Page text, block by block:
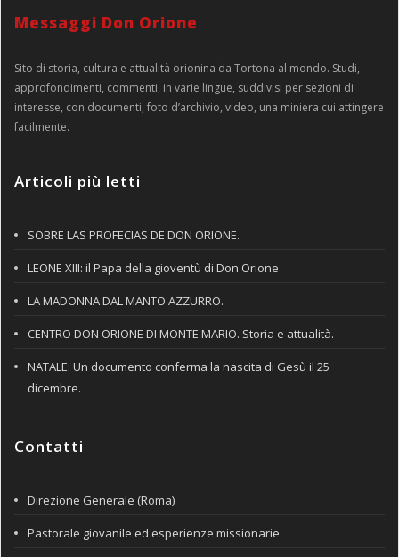
Messaggi Don Orione
Sito di storia, cultura e attualità orionina da Tortona al mondo. Studi,
approfondimenti, commenti, in varie lingue, suddivisi per sezioni di
interesse, con documenti, foto d’archivio, video, una miniera cui attingere
facilmente.
Articoli più letti
SOBRE LAS PROFECIAS DE DON ORIONE.
LEONE XIII: il Papa della gioventù di Don Orione
LA MADONNA DAL MANTO AZZURRO.
CENTRO DON ORIONE DI MONTE MARIO. Storia e attualità.
NATALE: Un documento conferma la nascita di Gesù il 25
dicembre.
Contatti
Direzione Generale (Roma)
Pastorale giovanile ed esperienze missionarie